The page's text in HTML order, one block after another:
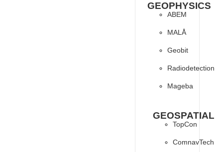
GEOPHYSICS
ABEM
MALÅ
Geobit
Radiodetection
Mageba
GEOSPATIAL
TopCon
ComnavTech